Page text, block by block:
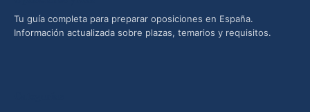
Tu guía completa para preparar oposiciones en España.
Información actualizada sobre plazas, temarios y requisitos.